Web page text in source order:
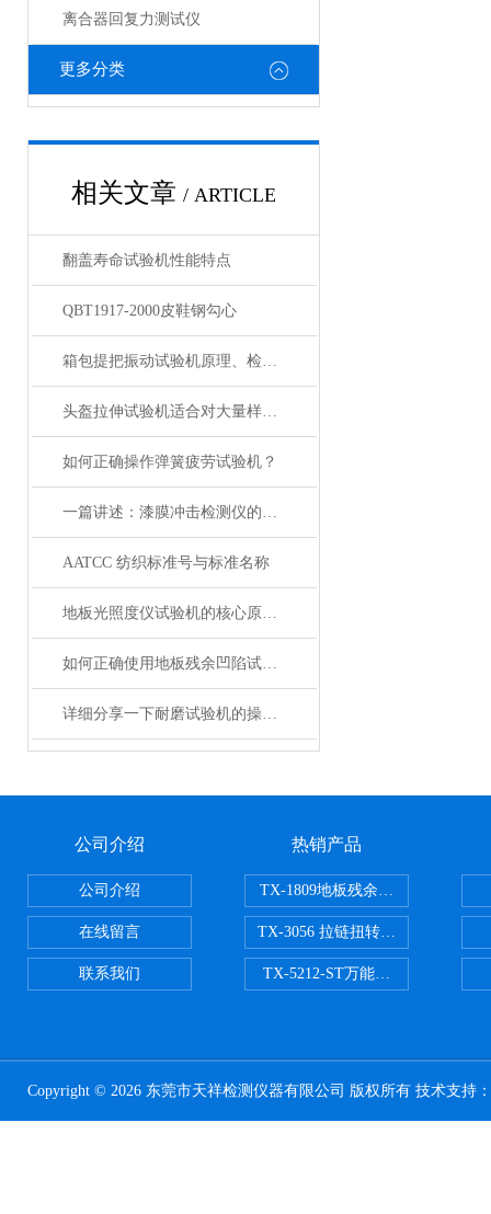
离合器回复力测试仪
更多分类
相关文章 / ARTICLE
翻盖寿命试验机性能特点
QBT1917-2000皮鞋钢勾心
箱包提把振动试验机原理、检测方法
头盔拉伸试验机适合对大量样品进行快速检测
如何正确操作弹簧疲劳试验机？
一篇讲述：漆膜冲击检测仪的核心工作逻辑
AATCC 纺织标准号与标准名称
地板光照度仪试验机的核心原理及设备结构
如何正确使用地板残余凹陷试验机？
详细分享一下耐磨试验机的操作方法
公司介绍
公司介绍
在线留言
联系我们
热销产品
TX-1809地板残余凹陷试验机
TX-3056 拉链扭转试验机
TX-5212-ST万能磨耗试验机（
Copyright © 2026 东莞市天祥检测仪器有限公司 版权所有 技术支持：